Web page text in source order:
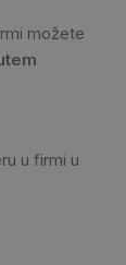
možete
u firmi u